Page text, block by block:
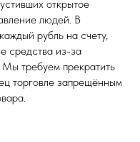
открытое
людей. В
рубль на счету,
средства из-за
требуем прекратить
торговле запрещённым